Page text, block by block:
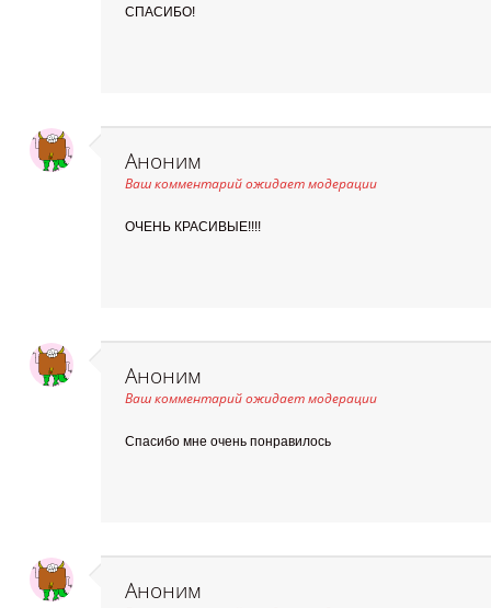
СПАСИБО!
Аноним
Ваш комментарий ожидает модерации
ОЧЕНЬ КРАСИВЫЕ!!!!
Аноним
Ваш комментарий ожидает модерации
Спасибо мне очень понравилось
Аноним